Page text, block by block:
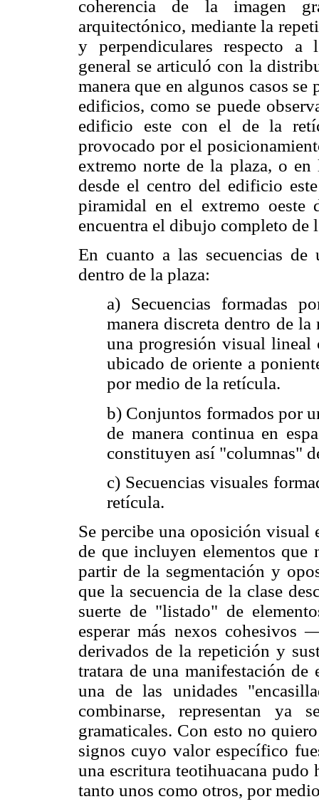
coherencia de la imagen
arquitectónico, mediante la
y perpendiculares respecto a
general se articuló con la
manera que en algunos casos
edificios, como se puede
edificio este con el de la
provocado por el
extremo norte de la plaza, o
desde el centro del edificio
piramidal en el extremo oeste
encuentra el dibujo completo de
En cuanto a las secuencias de
dentro de la plaza:
a) Secuencias formadas
manera discreta dentro de
una progresión visual lineal
ubicado de oriente a
por medio de la retícula.
b) Conjuntos formados por
de manera continua en
constituyen así "columnas"
c) Secuencias visuales
retícula.
Se percibe una oposición visual
de que incluyen elementos
partir de la segmentación y
que la secuencia de la clase
suerte de "listado" de
esperar más nexos cohesivos
derivados de la repetición y
tratara de una manifestación de
una de las unidades
combinarse, representan ya
gramaticales. Con esto no
signos cuyo valor específico
una escritura teotihuacana pudo
tanto unos como otros, por